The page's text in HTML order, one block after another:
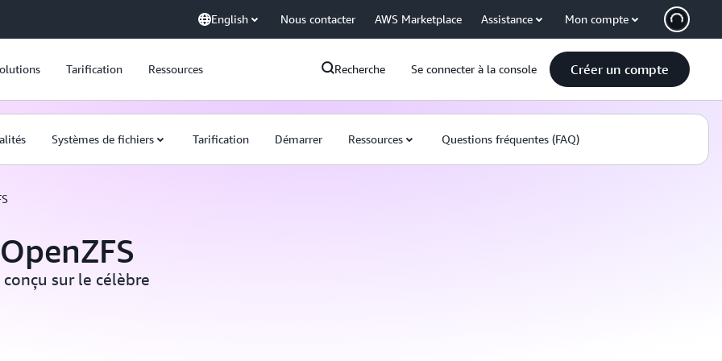
English Nous contacter AWS Marketplace Assistance Mon compte
Tarification Ressources Recherche Se connecter à la console Créer un compte
Systèmes de fichiers Tarification Démarrer Ressources Questions fréquentes (FAQ)
sur le célèbre